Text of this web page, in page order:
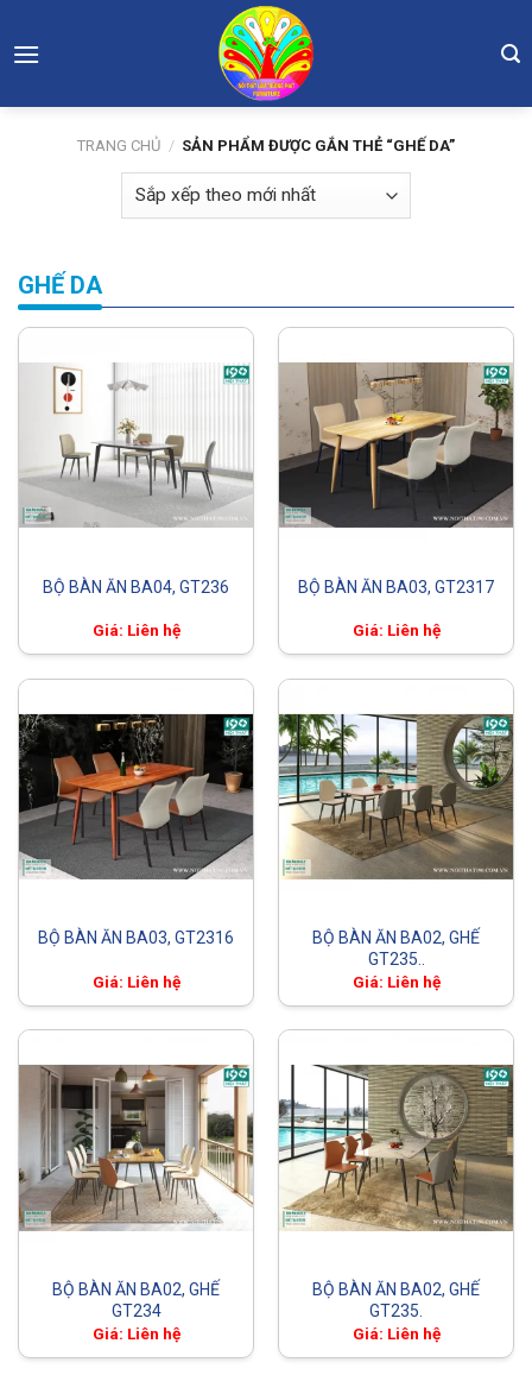
to
TRANG CHỦ / SẢN PHẨM ĐƯỢC GẮN THẺ “GHẾ DA”
GHẾ DA
BỘ BÀN ĂN BA04, GT236
Giá: Liên hệ
BỘ BÀN ĂN BA03, GT2317
Giá: Liên hệ
BỘ BÀN ĂN BA03, GT2316
Giá: Liên hệ
BỘ BÀN ĂN BA02, GHẾ
GT235..
Giá: Liên hệ
BỘ BÀN ĂN BA02, GHẾ
GT234
Giá: Liên hệ
BỘ BÀN ĂN BA02, GHẾ
GT235.
Giá: Liên hệ